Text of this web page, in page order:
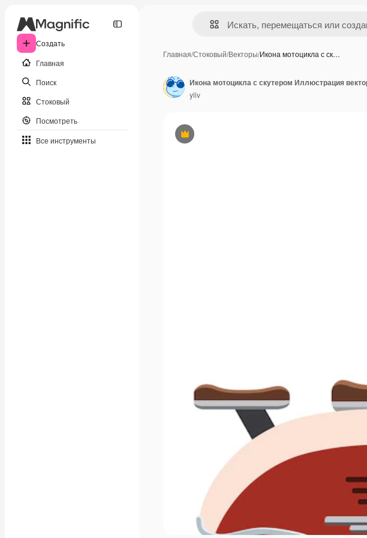
Создать
Главная
Поиск
Стоковый
Посмотреть
Все инструменты
Главная/Стоковый/Векторы/Икона мотоцикла с ск…
Премиум
yliv